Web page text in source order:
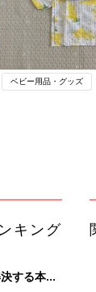
ベビー用品・グッズ
キング
する本